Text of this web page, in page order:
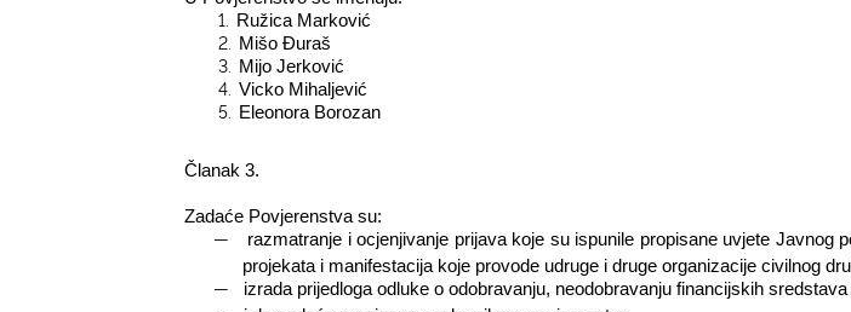
1. Ružica Marković
2. Mišo Đuraš­­­­­­­­­­­­­­­­­­
3. Mijo Jerković
4. Vicko Mihaljević
5. Eleonora Borozan
Članak 3.
Zadaće Povjerenstva su:
―
razmatranje i ocjenjivanje prijava koje su ispunile propisane uvjete
projekata i manifestacija koje provode udruge i druge organizacije civilnog
― izrada prijedloga odluke o odobravanju, neodobravanju financijskih